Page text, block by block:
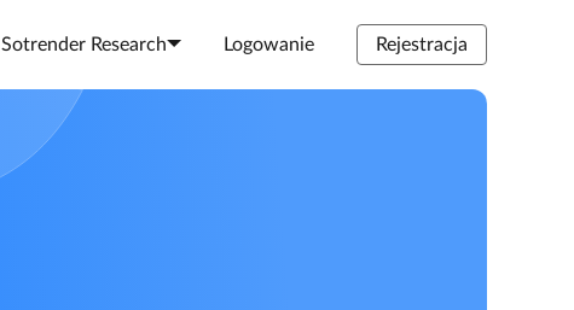
Sotrender Research Logowanie Rejestracja